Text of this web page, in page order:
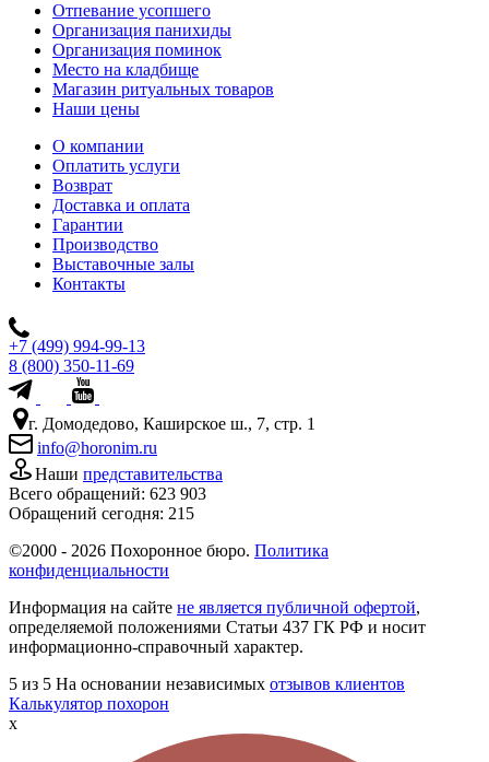
Отпевание усопшего
Организация панихиды
Организация поминок
Место на кладбище
Магазин ритуальных товаров
Наши цены
О компании
Оплатить услуги
Возврат
Доставка и оплата
Гарантии
Производство
Выставочные залы
Контакты
+7 (499) 994-99-13
8 (800) 350-11-69
г. Домодедово, Каширское ш., 7, стр. 1
info@horonim.ru
Наши представительства
Всего обращений: 623 903
Обращений сегодня: 215
©2000 - 2026 Похоронное бюро. Политика
конфиденциальности
Информация на сайте не является публичной офертой,
определяемой положениями Статьи 437 ГК РФ и носит
информационно-справочный характер.
5 из 5 На основании независимых отзывов клиентов
Калькулятор похорон
x